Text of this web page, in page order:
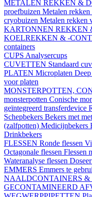
METALEN REKKEN &
proefbuizen Metalen
cryobuizen Metalen rekken
KARTONNEN REKKEN
KOELREKKEN & -
containers
CUPS Analysercups
CUVETTEN Standaard
PLATEN Microplaten
voor platen
MONSTERPOTTEN,
monsterpotten Conische
geïntegreerd transferdevice
Schepbekers Bekers met
(zalfpotten) Medicijnbekers
Drinkbekers
FLESSEN Ronde flessen
Octagonale flessen Flessen
Wateranalyse flessen
EMMERS Emmers te
NAALDCONTAINERS &
GECONTAMINEERD